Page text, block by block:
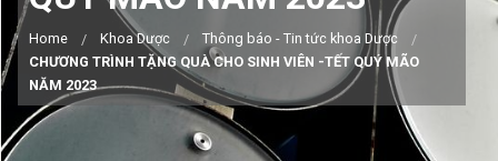
Home Khoa Dược
Thông báo - Tin tức khoa Dược
CHƯƠNG TRÌNH TẶNG QUÀ CHO SINH VIÊN -TẾT QUÝ MÃO
NĂM 2023